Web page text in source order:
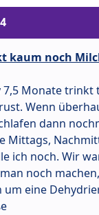
kaum noch
7,5 Monate trinkt
Wenn
dann
Mittags,
ich noch. Wir
noch
um eine